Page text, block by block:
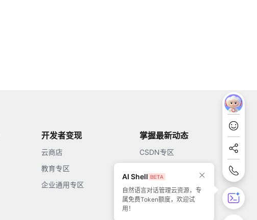
开发者变现
云商店
教育专区
企业通用专区
掌握最新动态
CSDN专区
51CTO
AI Shell
自然语言对话管理云资源，专
属免费Token额度，欢迎试
用！